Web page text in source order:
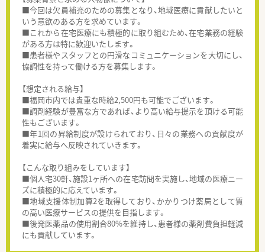
■今回は欠員補充のための募集となり、地域医療に貢献したいと
いう意欲のある方を求めています。
■これから在宅医療にも積極的に取り組むため、在宅業務の経験
がある方は特に歓迎いたします。
■患者様やスタッフとの円滑なコミュニケーションを大切にし、
協調性を持って働ける方を募集します。
【想定される給与】
■福岡市内では貴重な時給2,500円も可能でございます。
■調剤経験が豊富な方であれば、より高い給与提示を頂ける可能
性もございます。
■年1回の昇給制度が設けられており、日々の業務への貢献度が
着実に給与へ反映されていきます。
【こんな取り組みをしています】
■個人宅30軒、施設1ヶ所への在宅訪問を実施し、地域の医療ニー
ズに積極的に応えています。
■地域支援体制加算2を取得しており、かかりつけ薬局として質
の高い医療サービスの提供を目指します。
■後発医薬品の使用割合80%を維持し、患者様の薬剤費負担軽減
にも貢献しています。